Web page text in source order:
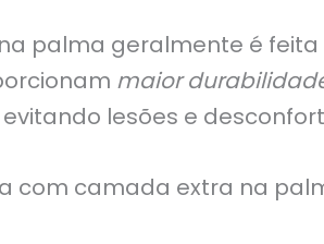
palma geralmente é
maior
evitando lesões e
com camada extra na